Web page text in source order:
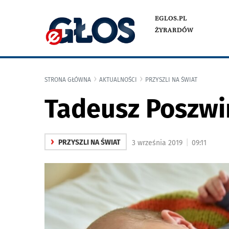
EGLOS.PL
ŻYRARDÓW
STRONA GŁÓWNA AKTUALNOŚCI PRZYSZLI NA ŚWIAT
Tadeusz
› PRZYSZLI NA ŚWIAT 3 września 2019 09:11